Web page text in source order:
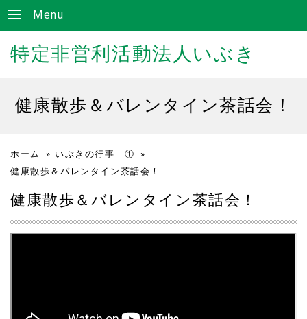
Menu
特定非営利活動法人いぶき
健康散歩＆バレンタイン茶話会！
ホーム » いぶきの行事 ①
»
健康散歩＆バレンタイン茶話会！
健康散歩＆バレンタイン茶話会！